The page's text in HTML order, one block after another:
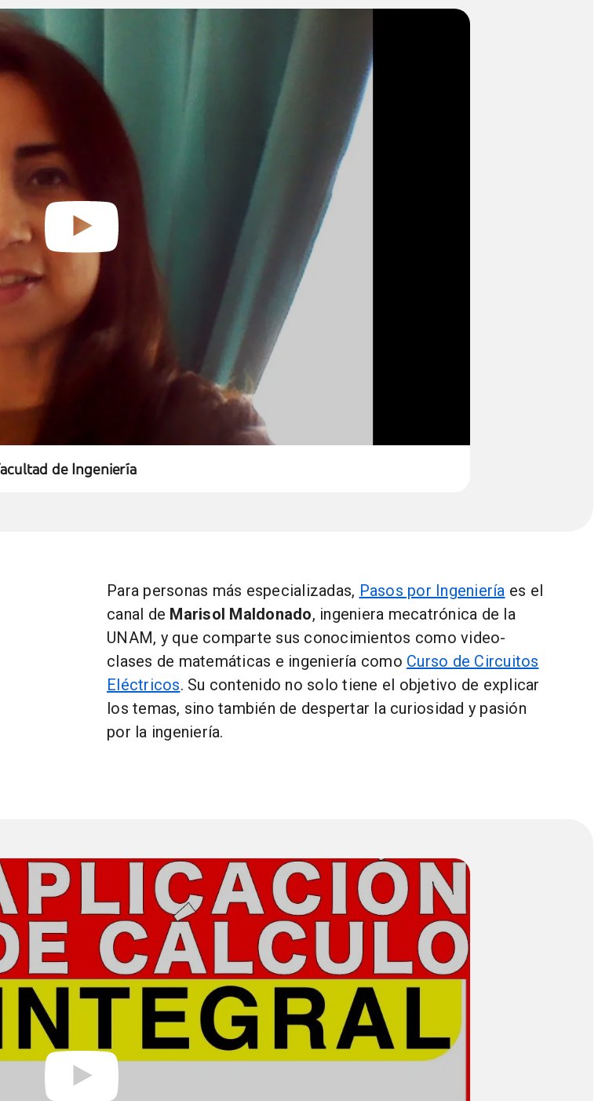
de Ingeniería
Para personas más especializadas, Pasos por Ingeniería es el
canal de Marisol Maldonado, ingeniera mecatrónica de la
UNAM, y que comparte sus conocimientos como video-
clases de matemáticas e ingeniería como Curso de Circuitos
Eléctricos. Su contenido no solo tiene el objetivo de explicar
los temas, sino también de despertar la curiosidad y pasión
por la ingeniería.